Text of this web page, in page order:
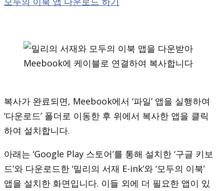
복사가 완료되면, Meebook에서 ‘파일’ 앱을 실행하여
‘다운로드’ 폴더로 이동한 후 위에서 복사한 앱을 클릭
하여 설치합니다.
아래는 ‘Google Play 스토어’를 통해 설치한 ‘구글 키보
드’와 다운로드한 ‘밀리의 서재 E-ink’와 ‘모두의 이북’
앱을 설치한 화면입니다. 이들 외에 더 필요한 앱이 있